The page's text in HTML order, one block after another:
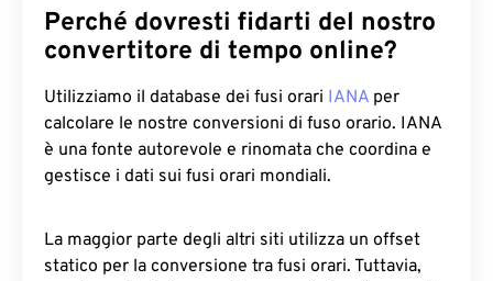
Perché dovresti fidarti del nostro
convertitore di tempo online?
Utilizziamo il database dei fusi orari IANA per
calcolare le nostre conversioni di fuso orario. IANA
è una fonte autorevole e rinomata che coordina e
gestisce i dati sui fusi orari mondiali.
La maggior parte degli altri siti utilizza un offset
statico per la conversione tra fusi orari. Tuttavia,